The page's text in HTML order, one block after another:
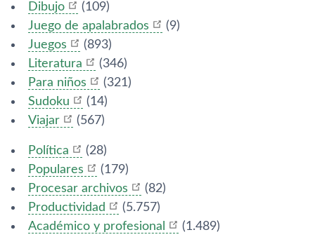
Dibujo
(109)
Juego de apalabrados
(9)
Juegos
(893)
Literatura
(346)
Para niños
(321)
Sudoku
(14)
Viajar
(567)
Polí­tica
(28)
Populares
(179)
Procesar archivos
(82)
Productividad
(5.757)
Académico y profesional
(1.489)